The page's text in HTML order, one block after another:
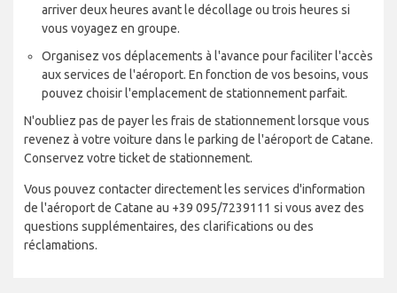
arriver deux heures avant le décollage ou trois heures si
vous voyagez en groupe.
Organisez vos déplacements à l'avance pour faciliter l'accès
aux services de l'aéroport. En fonction de vos besoins, vous
pouvez choisir l'emplacement de stationnement parfait.
N'oubliez pas de payer les frais de stationnement lorsque vous
revenez à votre voiture dans le parking de l'aéroport de Catane.
Conservez votre ticket de stationnement.
Vous pouvez contacter directement les services d'information
de l'aéroport de Catane au +39 095/7239111 si vous avez des
questions supplémentaires, des clarifications ou des
réclamations.